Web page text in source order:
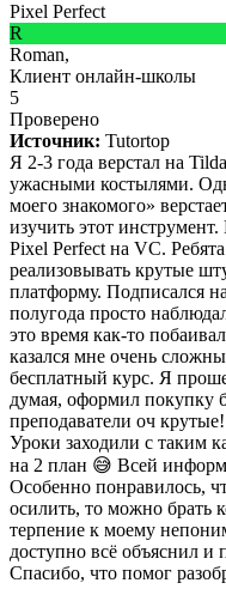
Pixel Perfect
R
Roman,
Клиент онлайн-школы
5
Проверено
Источник: Tutortop
Я 2-3 года верстал на
ужасными костылями.
моего знакомого»
изучить этот
Pixel Perfect на VC.
реализовывать крутые
платформу. Подписался
полугода просто
это время как-то
казался мне очень
бесплатный курс. Я
думая, оформил покупку
преподаватели оч крутые!
Уроки заходили с таким
на 2 план 😅 Всей
Особенно понравилось,
осилить, то можно брать
терпение к моему
доступно всё объяснил и
Спасибо, что помог